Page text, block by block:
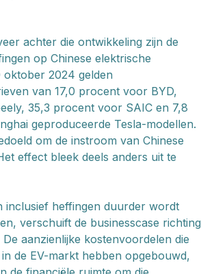
achter die ontwikkeling zijn de
op Chinese elektrische
oktober 2024 gelden
van 17,0 procent voor BYD,
35,3 procent voor SAIC en 7,8
geproduceerde Tesla-modellen.
om de instroom van Chinese
effect bleek deels anders uit te
inclusief heffingen duurder wordt
verschuift de businesscase richting
aanzienlijke kostenvoordelen die
de EV-markt hebben opgebouwd,